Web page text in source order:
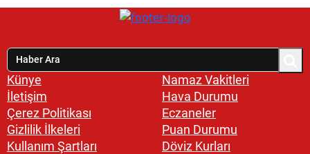
Künye
İletişim
Çerez Politikası
Gizlilik İlkeleri
Kullanım Şartları
Namaz Vakitleri
Hava Durumu
Eczaneler
Puan Durumu
Döviz Kurları